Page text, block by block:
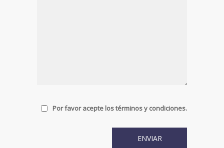
Por favor acepte los términos y condiciones.